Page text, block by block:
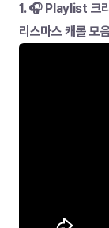
1. 🎧 Playlist 크
리스마스 캐롤 모